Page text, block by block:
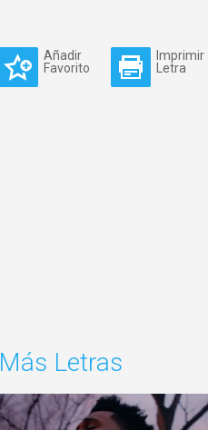
Añadir
Favorito
Imprimir
Letra
Más Letras